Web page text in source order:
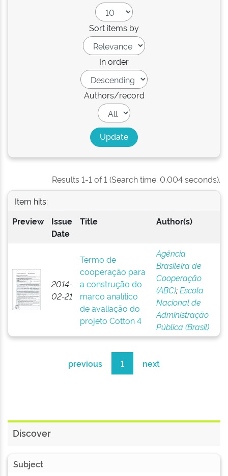
Sort items by
In order
Authors/record
Results 1-1 of 1 (Search time: 0.004 seconds).
Item hits:
Preview
Issue
Date
Title Author(s)
2014-
02-21
Termo de
cooperação para
a construção do
marco analítico
de avaliação do
projeto Cotton 4
Agência
Brasileira de
Cooperação
(ABC);Escola
Nacional de
Administração
Pública (Brasil)
previous 1 next
Discover
Subject